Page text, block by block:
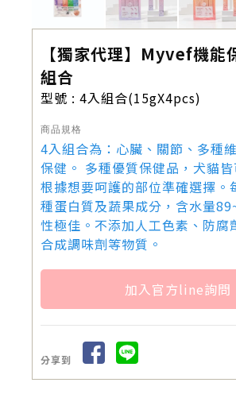
【獨家代理】Myvef機能
組合
型號 : 4入組合(15gX4pcs)
商品規格
4入組合為：心臟、關節、多種
保健。 多種優質保健品，犬貓
根據想要呵護的部位準確選擇。
種蛋白質及蔬果成分，含水量
性極佳。不添加人工色素、防腐
合成調味劑等物質。
加入官方line詢問
分享到